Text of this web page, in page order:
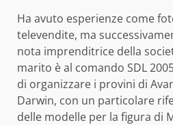
Ha avuto esperienze come
televendite, ma
nota imprenditrice della
marito è al comando SDL
di organizzare i provini di
Darwin, con un particolare
delle modelle per la figura di